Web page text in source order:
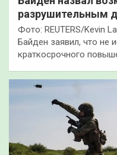
разрушительным
Фото: REUTERS/Kevin
Байден заявил, что не
краткосрочного